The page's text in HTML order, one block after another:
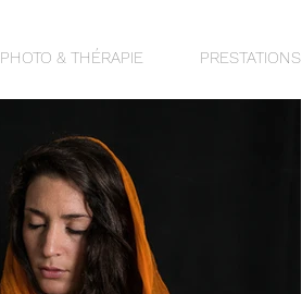
PHOTO & THÉRAPIE PRESTATIONS